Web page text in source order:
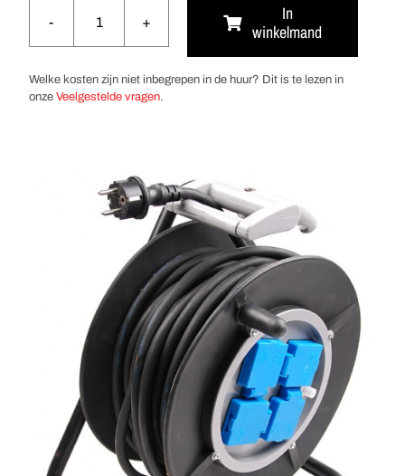
Verlenghaspel
220V
16A
25
In
winkelmand
Welke kosten zijn niet inbegrepen in de huur? Dit is te lezen in
onze Veelgestelde vragen.